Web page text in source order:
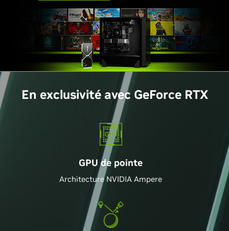
En exclusivité avec GeForceRTX
GPU de pointe
Architecture NVIDIA Ampere